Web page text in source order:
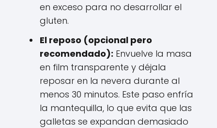
en exceso para no desarrollar el
gluten.
El reposo (opcional pero
recomendado): Envuelve la masa
en film transparente y déjala
reposar en la nevera durante al
menos 30 minutos. Este paso enfría
la mantequilla, lo que evita que las
galletas se expandan demasiado